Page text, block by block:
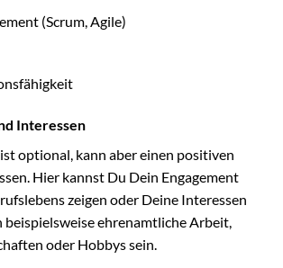
(Scrum, Agile)
Interessen
optional, kann aber einen positiven
Hier kannst Du Dein Engagement
zeigen oder Deine Interessen
beispielsweise ehrenamtliche Arbeit,
oder Hobbys sein.